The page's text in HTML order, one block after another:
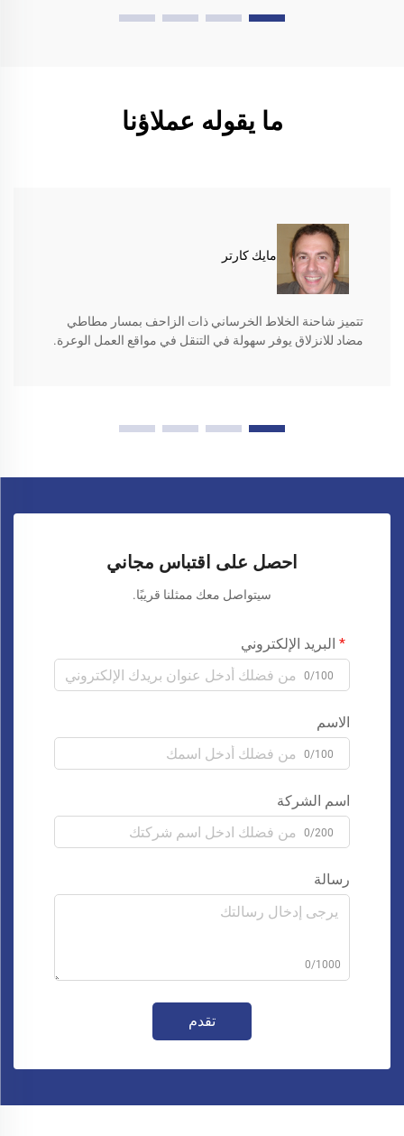
ما يقوله عملاؤنا
مايك كارتر
تتميز شاحنة الخلاط الخرساني ذات الزاحف بمسار مطاطي
مضاد للانزلاق يوفر سهولة في التنقل في مواقع العمل الوعرة.
احصل على اقتباس مجاني
سيتواصل معك ممثلنا قريبًا.
البريد الإلكتروني
0/100
الاسم
0/100
اسم الشركة
0/200
رسالة
0/1000
تقدم